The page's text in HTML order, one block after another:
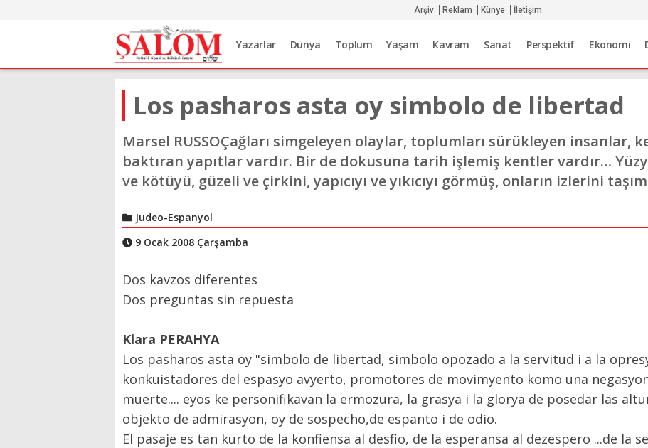
Arşiv Reklam Künye İletişim
Yazarlar Dünya Toplum Yaşam Kavram Sanat Perspektif Ekonomi
Los pasharos asta oy simbolo de libertad
Marsel RUSSOÇağları simgeleyen olaylar, toplumları sürükleyen insanlar,
baktıran yapıtlar vardır. Bir de dokusuna tarih işlemiş kentler vardır…
ve kötüyü, güzeli ve çirkini, yapıcıyı ve yıkıcıyı görmüş, onların izlerini
Judeo-Espanyol
9 Ocak 2008 Çarşamba
Dos kavzos diferentes
Dos preguntas sin repuesta
Klara PERAHYA
Los pasharos asta oy "simbolo de libertad, simbolo opozado a la servitud i a la
konkuistadores del espasyo avyerto, promotores de movimyento komo una
muerte.... eyos ke personifikavan la ermozura, la grasya i la glorya de posedar las
objekto de admirasyon, oy de sospecho,de espanto i de odio.
El pasaje es tan kurto de la konfiensa al desfio, de la esperansa al dezespero ...de la